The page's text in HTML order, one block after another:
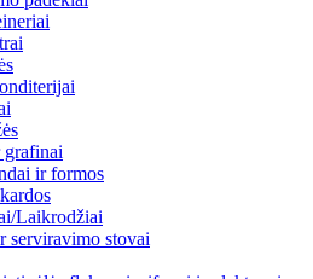
ir formos
Laikrodžiai
serviravimo stovai